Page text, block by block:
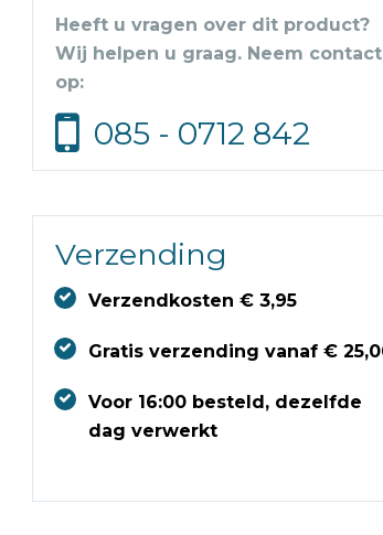
Heeft u vragen over dit product?
Wij helpen u graag. Neem contact
op:
085 - 0712 842
Verzending
Verzendkosten € 3,95
Gratis verzending vanaf €
Voor 16:00 besteld, dezelfde
dag verwerkt